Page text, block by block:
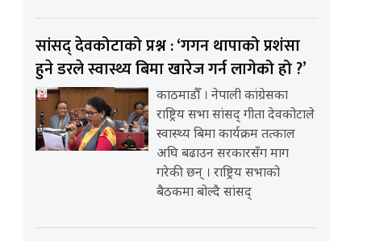
सांसद् देवकोटाको प्रश्न : ‘गगन थापाको प्रशंसा
हुने डरले स्वास्थ्य बिमा खारेज गर्न लागेको हो ?’
काठमाडौँ । नेपाली कांग्रेसका
राष्ट्रिय सभा सांसद् गीता देवकोटाले
स्वास्थ्य बिमा कार्यक्रम तत्काल
अघि बढाउन सरकारसँग माग
गरेकी छन् । राष्ट्रिय सभाको
बैठकमा बोल्दै सांसद्